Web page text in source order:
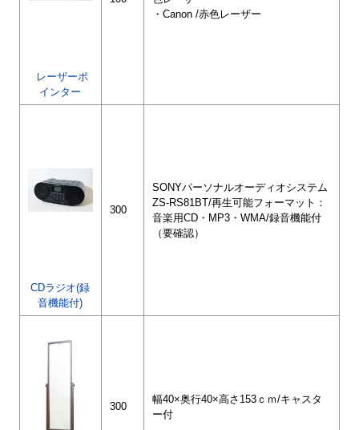
レーザーポ
インター
・Canon /赤色レーザー
CDラジオ(録
音機能付)
300
SONYパーソナルオーディオシステム
ZS-RS81BT/再生可能フォーマット：
音楽用CD・MP3・WMA/録音機能付
（要確認）
300
幅40×奥行40×高さ153ｃｍ/キャスタ
ー付